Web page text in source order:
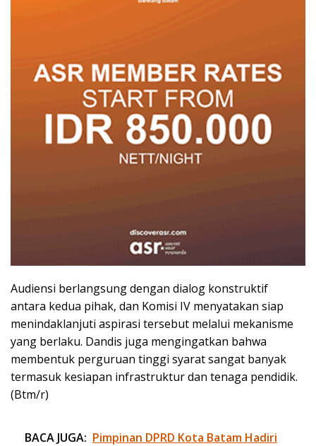
Audiensi berlangsung dengan dialog konstruktif
antara kedua pihak, dan Komisi IV menyatakan siap
menindaklanjuti aspirasi tersebut melalui mekanisme
yang berlaku. Dandis juga mengingatkan bahwa
membentuk perguruan tinggi syarat sangat banyak
termasuk kesiapan infrastruktur dan tenaga pendidik.
(Btm/r)
BACA JUGA: Pimpinan DPRD Kota Batam Hadiri